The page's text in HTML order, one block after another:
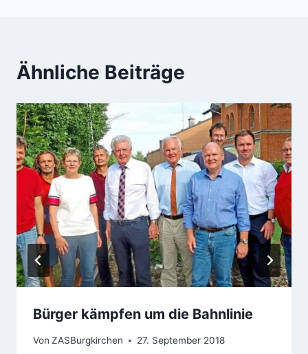
Ähnliche Beiträge
Bürger kämpfen um die Bahnlinie
Von ZASBurgkirchen 27. September 2018